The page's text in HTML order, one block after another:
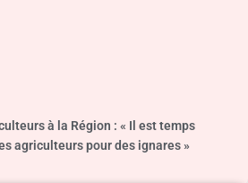
à la Région : « Il est temps
agriculteurs pour des ignares »